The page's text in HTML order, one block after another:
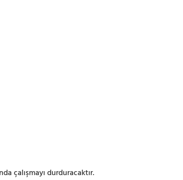
çalışmayı durduracaktır.